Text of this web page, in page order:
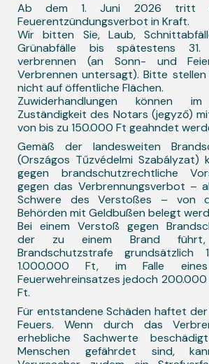
Ab dem 1. Juni 2026 tritt
Feuerentzündungsverbot in Kraft.
Wir bitten Sie, Laub,
Grünabfälle bis spätestens
verbrennen (an Sonn- und
Verbrennen untersagt). Bitte stellen
nicht auf öffentliche Flächen.
Zuwiderhandlungen können
Zuständigkeit des Notars (jegyző)
von bis zu 150.000 Ft geahndet
Gemäß der landesweiten
(Országos Tűzvédelmi Szabályzat)
gegen brandschutzrechtliche
gegen das Verbrennungsverbot –
Schwere des Verstoßes – von
Behörden mit Geldbußen belegt
Bei einem Verstoß gegen
der zu einem Brand
Brandschutzstrafe
1.000.000 Ft, im Falle eines
Feuerwehreinsatzes jedoch
Ft.
Für entstandene Schäden haftet
Feuers. Wenn durch das
erhebliche Sachwerte
Menschen gefährdet sind,